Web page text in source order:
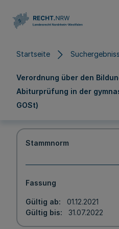
Startseite
Verordnung über den
Abiturprüfung in der
GOSt)
Stammnorm
Fassung
Gültig ab
01.12.2021
Gültig bis
31.07.2022